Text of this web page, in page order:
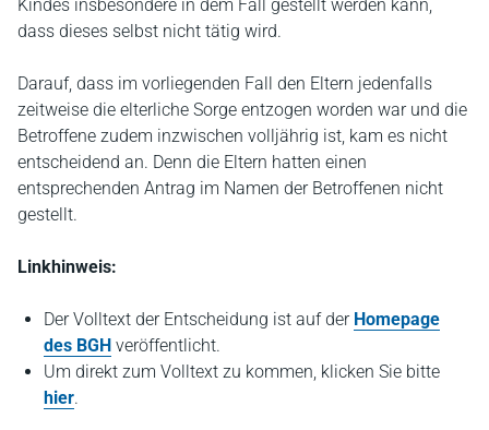
Kindes insbesondere in dem Fall gestellt werden kann,
dass dieses selbst nicht tätig wird.
Darauf, dass im vorliegenden Fall den Eltern jedenfalls
zeitweise die elterliche Sorge entzogen worden war und die
Betroffene zudem inzwischen volljährig ist, kam es nicht
entscheidend an. Denn die Eltern hatten einen
entsprechenden Antrag im Namen der Betroffenen nicht
gestellt.
Linkhinweis:
Der Volltext der Entscheidung ist auf der Homepage
des BGH veröffentlicht.
Um direkt zum Volltext zu kommen, klicken Sie bitte
hier.